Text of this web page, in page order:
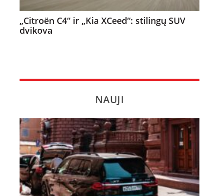
„Citroën C4“ ir „Kia XCeed“: stilingų SUV
dvikova
NAUJI